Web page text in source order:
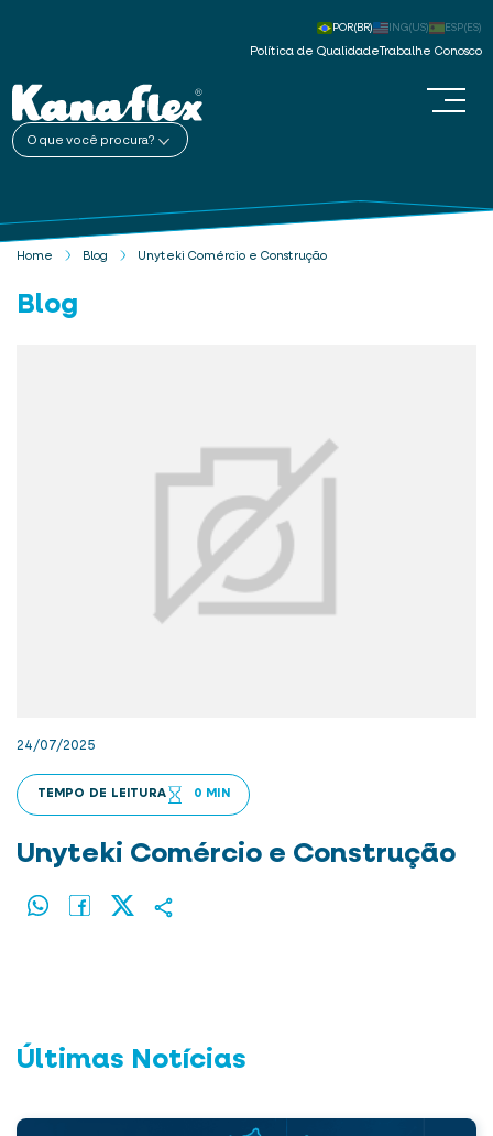
Política de Qualidade Trabalhe Conosco
POR(BR) ING(US) ESP(ES)
O que você procura?
Home Blog Unyteki Comércio e Construção
Blog
24/07/2025
TEMPO DE LEITURA 0 MIN
Unyteki Comércio e Construção
Últimas Notícias